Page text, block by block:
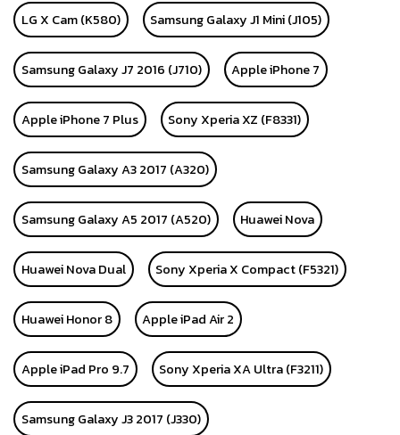
LG X Cam (K580) Samsung Galaxy J1 Mini (J105)
Samsung Galaxy J7 2016 (J710) Apple iPhone 7
Apple iPhone 7 Plus Sony Xperia XZ (F8331)
Samsung Galaxy A3 2017 (A320)
Samsung Galaxy A5 2017 (A520) Huawei Nova
Huawei Nova Dual Sony Xperia X Compact (F5321)
Huawei Honor 8 Apple iPad Air 2
Apple iPad Pro 9.7 Sony Xperia XA Ultra (F3211)
Samsung Galaxy J3 2017 (J330)